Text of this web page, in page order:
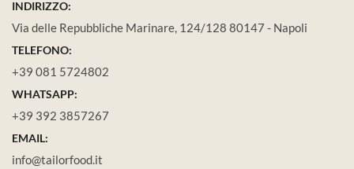
INDIRIZZO:
Via delle Repubbliche Marinare, 124/128 80147 - Napoli
TELEFONO:
+39 081 5724802
WHATSAPP:
+39 392 3857267
EMAIL:
info@tailorfood.it